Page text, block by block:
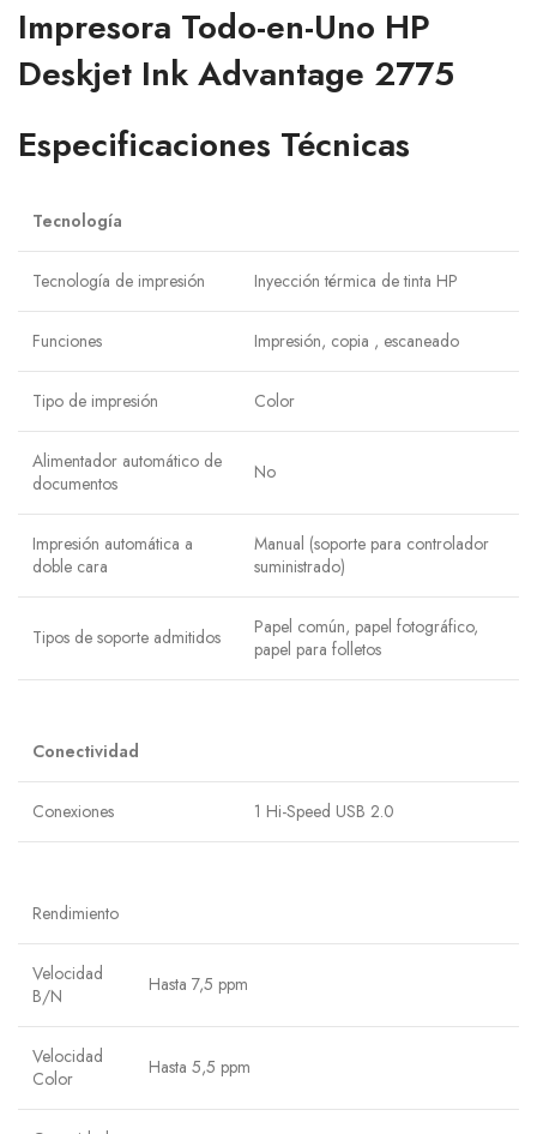
Impresora Todo-en-Uno HP
Deskjet Ink Advantage 2775
Especificaciones Técnicas
Tecnología
Tecnología de impresión Inyección térmica de tinta HP
Funciones Impresión, copia , escaneado
Tipo de impresión Color
Alimentador automático de
documentos
No
Impresión automática a
doble cara
Manual (soporte para controlador
suministrado)
Tipos de soporte admitidos
Papel común, papel fotográfico,
papel para folletos
Conectividad
Conexiones 1 Hi-Speed USB 2.0
Rendimiento
Velocidad
B/N
Hasta 7,5 ppm
Velocidad
Color
Hasta 5,5 ppm